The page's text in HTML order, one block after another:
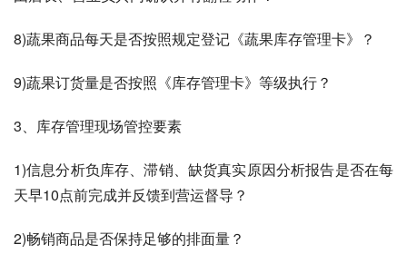
8)蔬果商品每天是否按照规定登记《蔬果库存管理卡》？
9)蔬果订货量是否按照《库存管理卡》等级执行？
3、库存管理现场管控要素
1)信息分析负库存、滞销、缺货真实原因分析报告是否在每
天早10点前完成并反馈到营运督导？
2)畅销商品是否保持足够的排面量？